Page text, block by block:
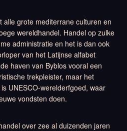
alle grote mediterrane culturen en
wereldhandel. Handel op zulke
administratie en het is dan ook
van het Latijnse alfabet
haven van Byblos vooral een
trekpleister, maar het
UNESCO-werelderfgoed, waar
vondsten doen.
over zee al duizenden jaren